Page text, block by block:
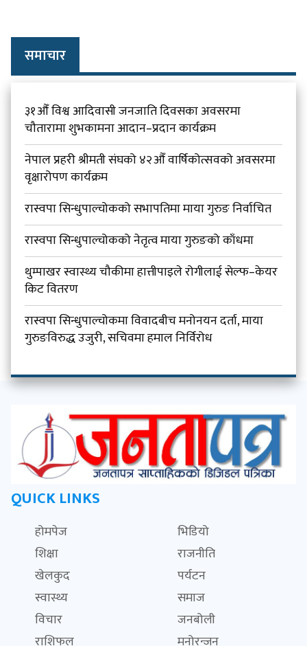
समाचार
३१औँ विश्व आदिवासी जनजाति दिवसका अवसरमा
चौतारामा शुभकामना आदान–प्रदान कार्यक्रम
नेपाल प्रहरी श्रीमती संघको ४२औँ वार्षिकोत्सवको अवसरमा
वृक्षारोपण कार्यक्रम
रास्वपा सिन्धुपाल्चोकको सभापतिमा माया गुरुङ निर्वाचित
रास्वपा सिन्धुपाल्चोकको नेतृत्व माया गुरुङको काँधमा
थुम्पाखर स्वास्थ्य चौकीमा हात्तीपाइले रोगीलाई सेल्फ–केयर
किट वितरण
रास्वपा सिन्धुपाल्चोकमा विवादबीच मनोनयन दर्ता, माया
गुरुङविरुद्ध उजुरी, सचिवमा हमाल निर्विरोध
QUICK LINKS
होमपेज
भिडियो
शिक्षा
राजनीति
खेलकुद
पर्यटन
स्वास्थ्य
समाज
विचार
जनबोली
राशिफल
मनोरन्जन